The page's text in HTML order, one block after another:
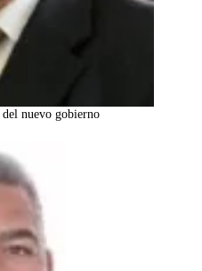
nuevo gobierno